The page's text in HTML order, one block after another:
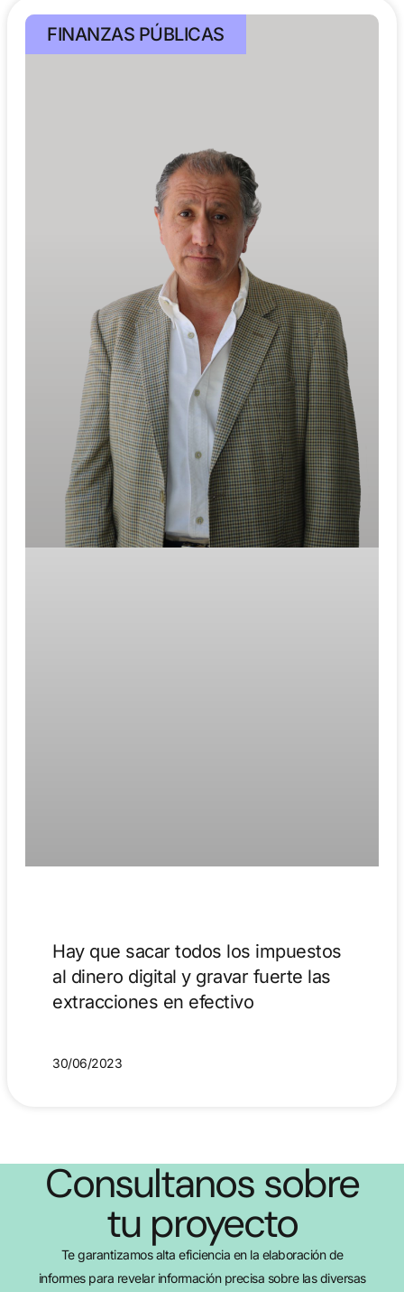
FINANZAS PÚBLICAS
Hay que sacar todos los impuestos
al dinero digital y gravar fuerte las
extracciones en efectivo
30/06/2023
Consultanos sobre
tu proyecto
Te garantizamos alta eficiencia en la elaboración de
informes para revelar información precisa sobre las diversas